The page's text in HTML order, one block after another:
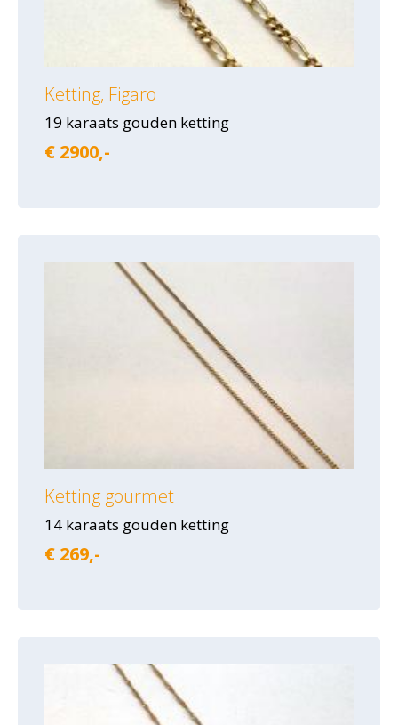
Ketting, Figaro
19 karaats gouden ketting
€ 2900,-
Ketting gourmet
14 karaats gouden ketting
€ 269,-